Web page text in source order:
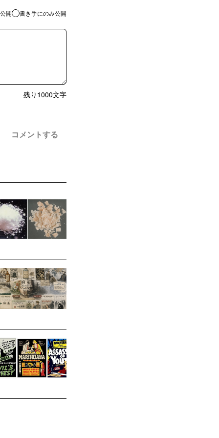
公開 書き手にのみ公開
残り 1000文字
コメントする